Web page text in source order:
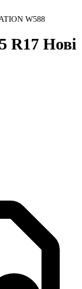
W588
R17 Нові